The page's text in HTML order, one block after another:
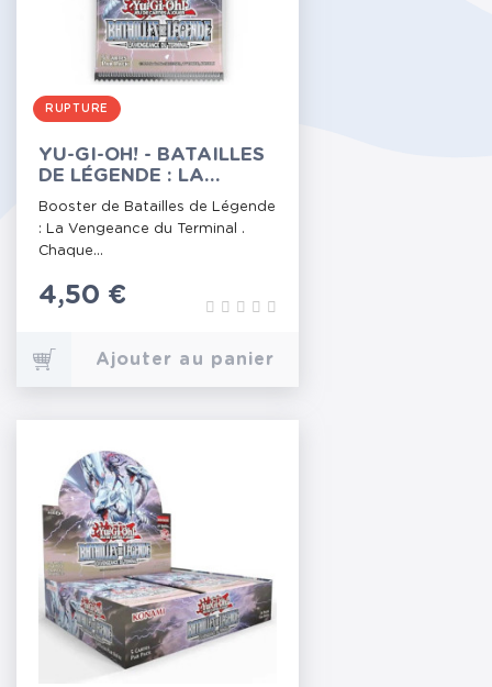
RUPTURE
YU-GI-OH! - BATAILLES
DE LÉGENDE : LA
VENGEANCE DU
TERMINAL - BOOSTER
Booster de Batailles de Légende
: La Vengeance du Terminal .
Chaque...
Prix
4,50 €
Ajouter au panier